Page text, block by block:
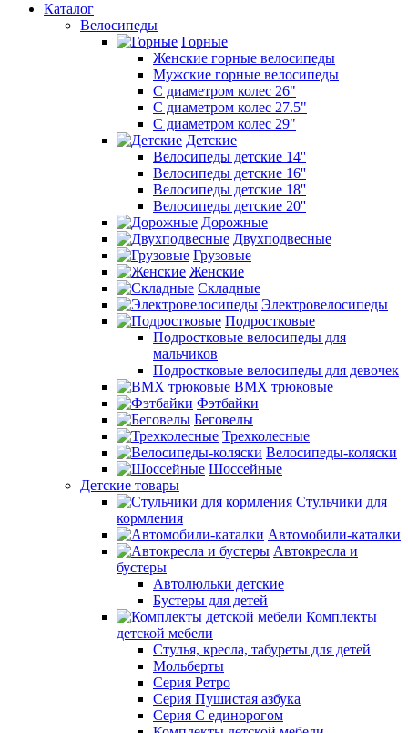
Каталог
Велосипеды
Горные
Женские горные велосипеды
Мужские горные велосипеды
С диаметром колес 26"
С диаметром колес 27.5"
С диаметром колес 29"
Детские
Велосипеды детские 14''
Велосипеды детские 16''
Велосипеды детские 18''
Велосипеды детские 20''
Дорожные
Двухподвесные
Грузовые
Женские
Складные
Электровелосипеды
Подростковые
Подростковые велосипеды для
мальчиков
Подростковые велосипеды для девочек
BMX трюковые
Фэтбайки
Беговелы
Трехколесные
Велосипеды-коляски
Шоссейные
Детские товары
Стульчики для
кормления
Автомобили-каталки
Автокресла и
бустеры
Автолюльки детские
Бустеры для детей
Комплекты
детской мебели
Стулья, кресла, табуреты для детей
Мольберты
Серия Ретро
Серия Пушистая азбука
Серия С единорогом